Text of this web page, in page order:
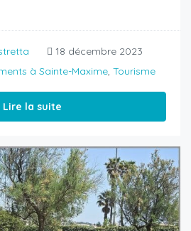
18 décembre 2023
à Sainte-Maxime, Tourisme
Lire la suite